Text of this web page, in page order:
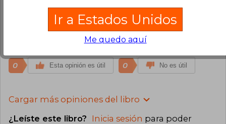
personas que han vivido traumas. Entrega mucha
información de calidad con una sólida base
teórica que permite profundizar en el tema del
0 Esta opinión es útil 0 No es útil
Cargar más opiniones del libro
¿Leíste este libro? Inicia sesión para poder
Ir a Estados Unidos
Me quedo aquí